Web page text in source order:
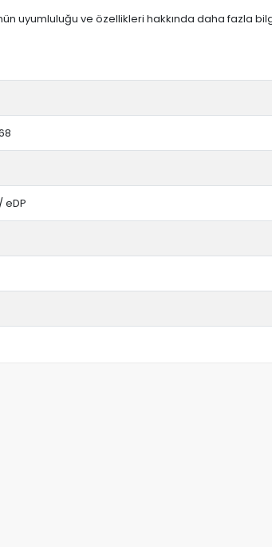
uyumluluğu ve özellikleri hakkında daha fazla
eDP